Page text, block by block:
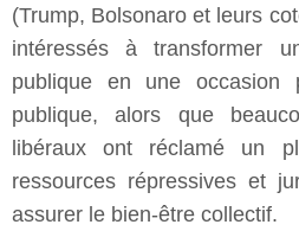
(Trump, Bolsonaro et leurs
intéressés à transformer
publique en une occasion
publique, alors que
libéraux ont réclamé un
ressources répressives et
assurer le bien-être collectif.